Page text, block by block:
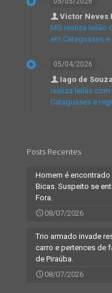
Victor Neves
MG realiza leilão
em Cataguases e
05/04/2026
Iago de
realiza leilão
Cataguases e
Posts Recentes
Homem é
Bicas. Suspeito se
Fora.
08/07/2026
Trio armado invade
carro e pertences de
de Piraúba.
08/07/2026